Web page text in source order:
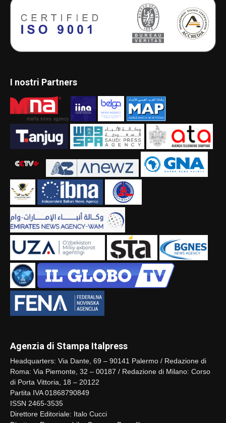
I nostri Partners
Agenzia di Stampa Italpress
Headquarters: Via Dante, 69 – 90141 Palermo / Redazione di
Roma: Via Piemonte, 32 – 00187 / Redazione di Milano: Corso
di Porta Vittoria, 18 – 20122
Partita IVA 01868790849
ISSN 2465-3535
Direttore Editoriale: Italo Cucci